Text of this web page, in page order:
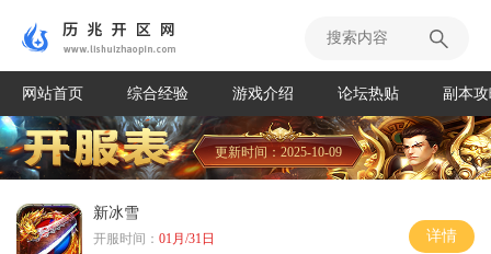
网站首页 综合经验 游戏介绍 论坛热贴 副本
更新时间：2025-10-09
新冰雪
开服时间： 01月/31日
详情